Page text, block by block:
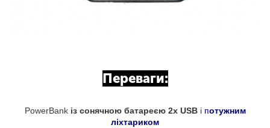
Переваги:
PowerBank із сонячною батареєю 2x USBі потужним
ліхтариком